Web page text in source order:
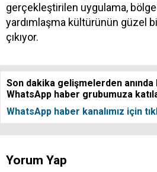
gerçekleştirilen uygulama,
yardımlaşma kültürünün güzel
çıkıyor.
Son dakika gelişmelerden
WhatsApp haber grubumuza
WhatsApp haber kanalımız için
Yorum Yap